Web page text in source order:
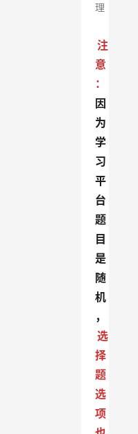
理
注
意
：
因
为
学
习
平
台
题
目
是
随
机
，
选
择
题
选
项